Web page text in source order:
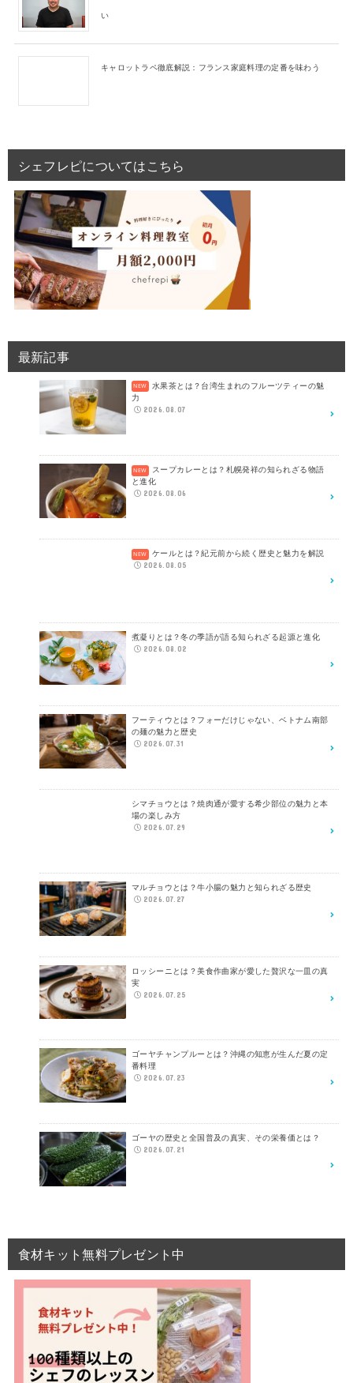
い
キャロットラペ徹底解説：フランス家庭料理の定番を味わう
シェフレピについてはこちら
最新記事
水果茶とは？台湾生まれのフルーツティーの魅
力
2026.08.07
スープカレーとは？札幌発祥の知られざる物語
と進化
2026.08.06
ケールとは？紀元前から続く歴史と魅力を解説
2026.08.05
煮凝りとは？冬の季語が語る知られざる起源と進化
2026.08.02
フーティウとは？フォーだけじゃない、ベトナム南部
の麺の魅力と歴史
2026.07.31
シマチョウとは？焼肉通が愛する希少部位の魅力と本
場の楽しみ方
2026.07.29
マルチョウとは？牛小腸の魅力と知られざる歴史
2026.07.27
ロッシーニとは？美食作曲家が愛した贅沢な一皿の真
実
2026.07.25
ゴーヤチャンプルーとは？沖縄の知恵が生んだ夏の定
番料理
2026.07.23
ゴーヤの歴史と全国普及の真実、その栄養価とは？
2026.07.21
食材キット無料プレゼント中